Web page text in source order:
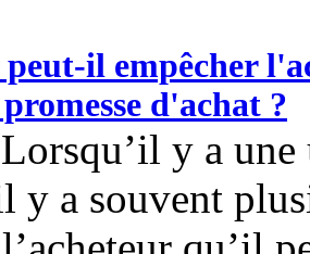
il empêcher
d'achat ?
y a
y a souvent